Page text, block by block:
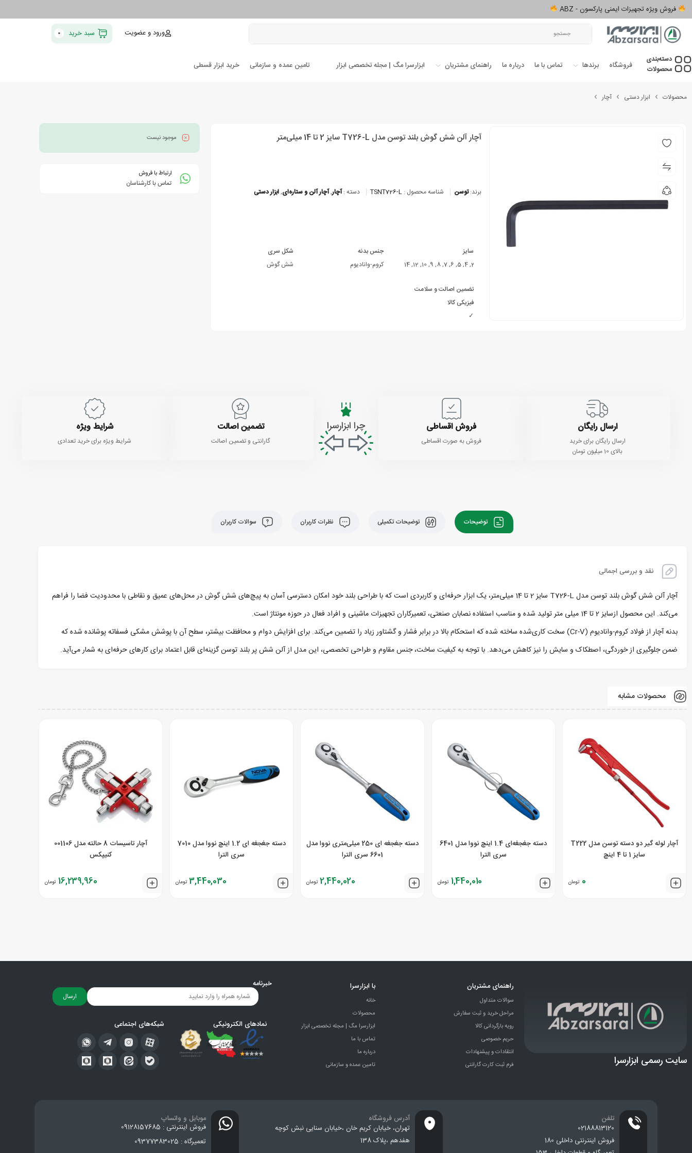
فروش ویژه تجهیزات ایمنی پارکسون - ABZ
ورود و عضویت سبد خرید 0
دسته‌بندی‌
محصولات
فروشگاه برندها تماس با ما درباره ما راهنمای مشتریان ابزارسرا مگ | مجله تخصصی ابزار تامین عمده و سازمانی خرید ابزار قسطی
محصولات ابزار دستی آچار
آچار آلن شش گوش بلند توسن مدل T726-L سایز 2 تا 14 میلی‌متر
برند:توسن شناسه محصول : TSNT726-L دسته :آچار,آچار آلن و ستاره‌ای,ابزار دستی
سایز
جنس بدنه
کروم-وانادیوم
شکل سری
شش گوش
تضمین اصالت و سلامت
فیزیکی کالا
✓
موجود نیست
ارتباط با فروش
تماس با کارشناسان
ارسال رایگان
ارسال رایگان برای خرید
بالای 10 میلیون تومان
فروش اقساطی
فروش به صورت اقساطی
چرا ابزارسرا تضمین اصالت
گارانتی و تضمین اصالت
شرایط ویژه
شرایط ویژه برای خرید تعدادی
توضیحات توضیحات تکمیلی نظرات کاربران سوالات کاربران
نقد و بررسی اجمالی
آچار آلن شش گوش بلند توسن مدل T726-L سایز 2 تا 14 میلی‌متر، یک ابزار حرفه‌ای و کاربردی است که با طراحی بلند خود امکان دسترسی آسان به پیچ‌های شش‌ گوش در محل‌های عمیق و نقاطی با محدودیت فضا را فراهم
می‌کند. این محصول ازسایز 2 تا 14 میلی متر تولید شده و مناسب استفاده نصابان صنعتی، تعمیرکاران تجهیزات ماشینی و افراد فعال در حوزه مونتاژ است.
بدنه آچار از فولاد کروم-وانادیوم (Cr-V) سخت‌ کاری‌شده ساخته شده که استحکام بالا در برابر فشار و گشتاور زیاد را تضمین می‌کند. برای افزایش دوام و محافظت بیشتر، سطح آن با پوشش مشکی فسفاته پوشانده شده که
ضمن جلوگیری از خوردگی، اصطکاک و سایش را نیز کاهش می‌دهد. با توجه به کیفیت ساخت، جنس مقاوم و طراحی تخصصی، این مدل از آلن شش‌ پر بلند توسن گزینه‌ای قابل اعتماد برای کارهای حرفه‌ای به شمار می‌آید.
محصولات مشابه
آچار لوله گیر دو دسته توسن مدل T222
سایز 1 تا 4 اینچ
0 تومان
دسته جغجغه‌ای 1.4 اینچ نووا مدل 6401
سری الترا
1,440,010 تومان
دسته جغجغه ای 250 میلی‌متری نووا مدل
6601 سری الترا
2,440,020 تومان
دسته جغجغه ای 1.2 اینچ نووا مدل 7010
سری الترا
3,440,030 تومان
آچار تاسیسات 8 حالته مدل 001106
کنیپکس
16,239,960 تومان
سایت رسمی ابزارسرا
راهنمای مشتریان
سوالات متداول
مراحل خرید و ثبت سفارش
رویه بازگردانی کالا
حریم خصوصی
انتقادات و پيشنهادات
فرم ثبت کارت گارانتی
با ابزارسرا
خانه
محصولات
ابزارسرا مگ | مجله تخصصی ابزار
تماس با ما
درباره ما
تامین عمده و سازمانی
خبرنامه
ارسال
نمادهای الکترونیکی شبکه‌های اجتماعی
تلفن
02188813120
فروش اینترنتی داخلی 180
آدرس فروشگاه
تهران، خيابان كريم خان ،خيابان سنایی نبش کوچه
هفدهم ،پلاک 138
موبایل و واتساپ
فروش اینترنتی : 09128157685
تعمیرگاه : 09377383025